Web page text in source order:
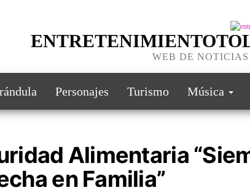
WEB DE
Personajes Turismo Música
Alimentaria
en Familia”